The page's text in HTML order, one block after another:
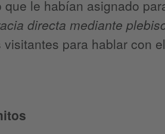
le habían asignado
directa mediante
para hablar con